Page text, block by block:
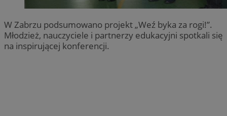
W Zabrzu podsumowano projekt „Weź byka za rogi!”.
Młodzież, nauczyciele i partnerzy edukacyjni spotkali się
na inspirującej konferencji.